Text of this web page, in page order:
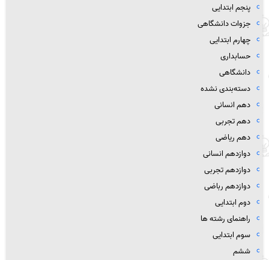
پنجم ابتدایی
جزوات دانشگاهی
چهارم ابتدایی
حسابداری
دانشگاهی
دسته‌بندی نشده
دهم انسانی
دهم تجربی
دهم ریاضی
دوازدهم انسانی
دوازدهم تجربی
دوازدهم رباضی
دوم ابتدایی
راهنمای رشته ها
سوم ابتدایی
ششم